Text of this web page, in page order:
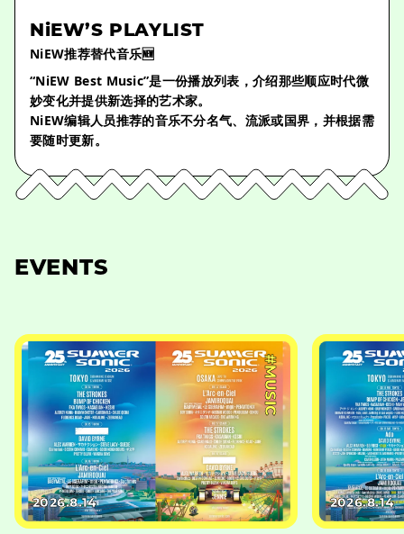
NiEW’S PLAYLIST
NiEW推荐替代音乐🆕
“NiEW Best Music”是一份播放列表，介绍那些顺应时代微
妙变化并提供新选择的艺术家。
NiEW编辑人员推荐的音乐不分名气、流派或国界，并根据需
要随时更新。
EVENTS
#MUSIC
2026.8.14 2026.8.14